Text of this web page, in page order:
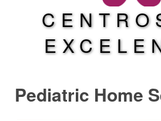
Pediatric Home